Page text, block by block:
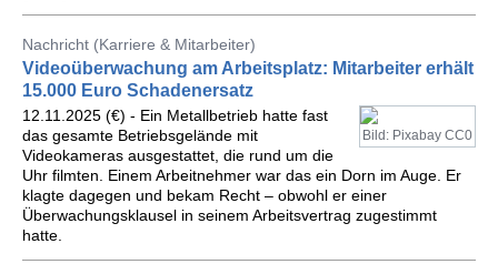
Nachricht (Karriere & Mitarbeiter)
Videoüberwachung am Arbeitsplatz: Mitarbeiter erhält
15.000 Euro Schadenersatz
Bild: Pixabay CC0
12.11.2025 (€) - Ein Metallbetrieb hatte fast
das gesamte Betriebsgelände mit
Videokameras ausgestattet, die rund um die
Uhr filmten. Einem Arbeitnehmer war das ein Dorn im Auge. Er
klagte dagegen und bekam Recht – obwohl er einer
Überwachungsklausel in seinem Arbeitsvertrag zugestimmt
hatte.